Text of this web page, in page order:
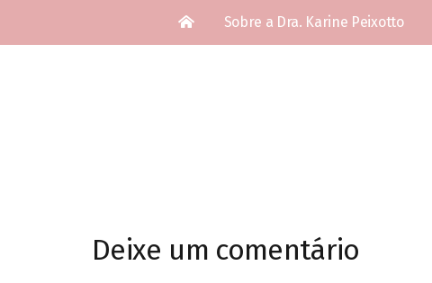
Sobre a Dra. Karine Peixotto
Deixe um comentário